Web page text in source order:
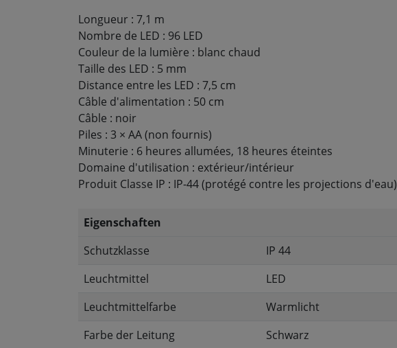
Longueur : 7,1 m
Nombre de LED : 96 LED
Couleur de la lumière : blanc chaud
Taille des LED : 5 mm
Distance entre les LED : 7,5 cm
Câble d'alimentation : 50 cm
Câble : noir
Piles : 3 × AA (non fournis)
Minuterie : 6 heures allumées, 18 heures éteintes
Domaine d'utilisation : extérieur/intérieur
Produit Classe IP : IP-44 (protégé contre les projections d'eau)
Eigenschaften
Schutzklasse
IP 44
Leuchtmittel
LED
Leuchtmittelfarbe
Warmlicht
Farbe der Leitung
Schwarz